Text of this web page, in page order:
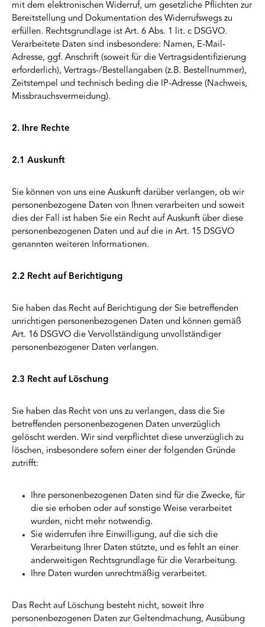
mit dem elektronischen Widerruf, um gesetzliche Pflichten zur
Bereitstellung und Dokumentation des Widerrufswegs zu
erfüllen. Rechtsgrundlage ist Art. 6 Abs. 1 lit. c DSGVO.
Verarbeitete Daten sind insbesondere: Namen, E-Mail-
Adresse, ggf. Anschrift (soweit für die Vertragsidentifizierung
erforderlich), Vertrags-/Bestellangaben (z.B. Bestellnummer),
Zeitstempel und technisch beding die IP-Adresse (Nachweis,
Missbrauchsvermeidung).
2. Ihre Rechte
2.1 Auskunft
Sie können von uns eine Auskunft darüber verlangen, ob wir
personenbezogene Daten von Ihnen verarbeiten und soweit
dies der Fall ist haben Sie ein Recht auf Auskunft über diese
personenbezogenen Daten und auf die in Art. 15 DSGVO
genannten weiteren Informationen.
2.2 Recht auf Berichtigung
Sie haben das Recht auf Berichtigung der Sie betreffenden
unrichtigen personenbezogenen Daten und können gemäß
Art. 16 DSGVO die Vervollständigung unvollständiger
personenbezogener Daten verlangen.
2.3 Recht auf Löschung
Sie haben das Recht von uns zu verlangen, dass die Sie
betreffenden personenbezogenen Daten unverzüglich
gelöscht werden. Wir sind verpflichtet diese unverzüglich zu
löschen, insbesondere sofern einer der folgenden Gründe
zutrifft:
Ihre personenbezogenen Daten sind für die Zwecke, für
die sie erhoben oder auf sonstige Weise verarbeitet
wurden, nicht mehr notwendig.
Sie widerrufen ihre Einwilligung, auf die sich die
Verarbeitung Ihrer Daten stützte, und es fehlt an einer
anderweitigen Rechtsgrundlage für die Verarbeitung.
Ihre Daten wurden unrechtmäßig verarbeitet.
Das Recht auf Löschung besteht nicht, soweit Ihre
personenbezogenen Daten zur Geltendmachung, Ausübung